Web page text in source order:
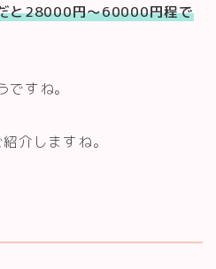
と28000円～60000円程で
すね。
介しますね。